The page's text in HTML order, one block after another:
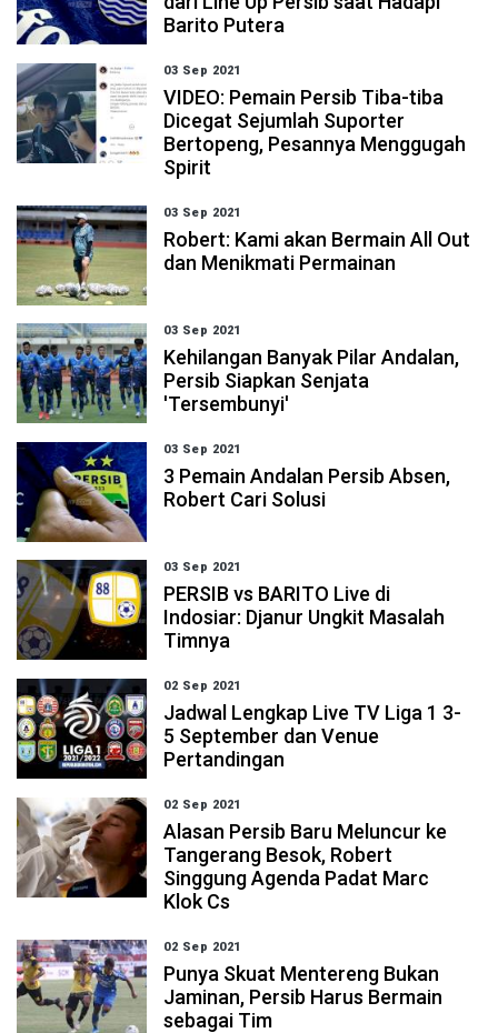
Barito Putera
03 Sep 2021
VIDEO: Pemain Persib Tiba-tiba
Dicegat Sejumlah Suporter
Bertopeng, Pesannya Menggugah
Spirit
03 Sep 2021
Robert: Kami akan Bermain All Out
dan Menikmati Permainan
03 Sep 2021
Kehilangan Banyak Pilar Andalan,
Persib Siapkan Senjata
'Tersembunyi'
03 Sep 2021
3 Pemain Andalan Persib Absen,
Robert Cari Solusi
03 Sep 2021
PERSIB vs BARITO Live di
Indosiar: Djanur Ungkit Masalah
Timnya
02 Sep 2021
Jadwal Lengkap Live TV Liga 1 3-
5 September dan Venue
Pertandingan
02 Sep 2021
Alasan Persib Baru Meluncur ke
Tangerang Besok, Robert
Singgung Agenda Padat Marc
Klok Cs
02 Sep 2021
Punya Skuat Mentereng Bukan
Jaminan, Persib Harus Bermain
sebagai Tim